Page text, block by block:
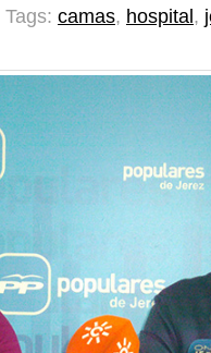
Tags: camas, hospital ,